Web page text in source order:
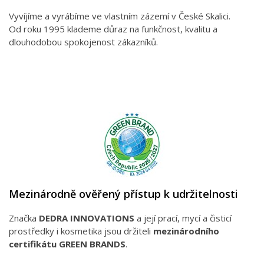
Vyvíjíme a vyrábíme ve vlastním zázemí v České Skalici.
Od roku 1995 klademe důraz na funkčnost, kvalitu a
dlouhodobou spokojenost zákazníků.
Mezinárodně ověřený přístup k udržitelnosti
Značka DEDRA INNOVATIONS a její prací, mycí a čisticí
prostředky i kosmetika jsou držiteli mezinárodního
certifikátu GREEN BRANDS.